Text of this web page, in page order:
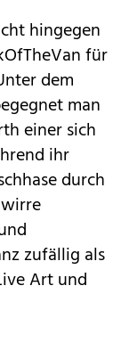
hingegen
für
dem
man
einer sich
ihr
durch
zufällig als
Art und